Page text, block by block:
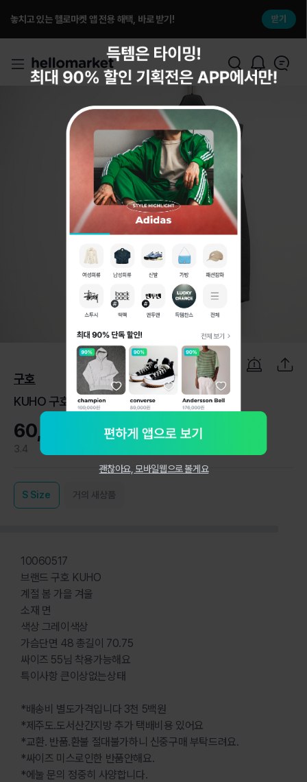
놓치고 있는 헬로마켓 앱 전용 해택, 바로 받기! 받기
1 / 7
구호
KUHO 구호 춘추동 그레이 베스트 55
60,000원
3.4
S Size 거의 새상품
10060517
브랜드 구호 KUHO
계절 봄 가을 겨울
소재 면
색상 그레이색상
가슴단면 48 총길이 70.75
싸이즈 55님 착용가능해요
특이사항 큰이상없는상태
*배송비 별도가격입니다 3천 5백원
*제주도.도서산간지방 추가 택배비용 있어요
*교환. 반품.환불 절대불가하니 신중구매 부탁드려요.
*싸이즈 미스로인한 반품안해요.
*에눌 문의 정중히 사양합니다.
괜찮아요, 모바일웹으로 볼게요